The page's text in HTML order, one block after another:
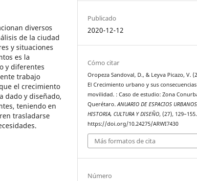
diversos
de la ciudad
y situaciones
es la
y diferentes
trabajo
el crecimiento
dado y diseñado,
teniendo en
trasladarse
Publicado
2020-12-12
Cómo citar
Oropeza Sandoval, D., & Leyva Picazo, V.
El Crecimiento urbano y sus
movilidad. : Caso de estudio: Zona
Querétaro.ANUARIO DE ESPACIOS
HISTORIA, CULTURA Y DISEÑO, (27), 129–155.
https://doi.org/10.24275/ARWI7430
Más formatos de cita
Número